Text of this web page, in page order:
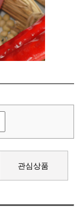
관심상품